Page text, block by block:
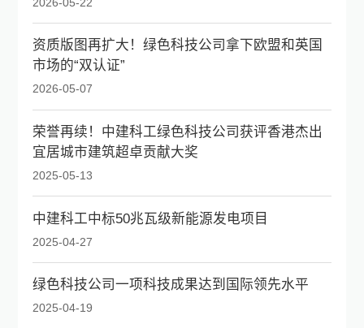
资质版图再扩大！绿色科技公司拿下欧盟和英国
市场的“双认证”
2026-05-07
荣誉再续！中建科工绿色科技公司获评香港杰出
宜居城市建筑超卓贡献大奖
2025-05-13
中建科工中标50兆瓦级新能源发电项目
2025-04-27
绿色科技公司一项科技成果达到国际领先水平
2025-04-19